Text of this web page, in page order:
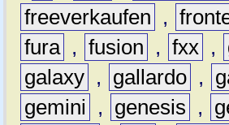
freeverkaufen
,
fura , fusion , fxx ,
galaxy , gallardo ,
gemini
, genesis ,